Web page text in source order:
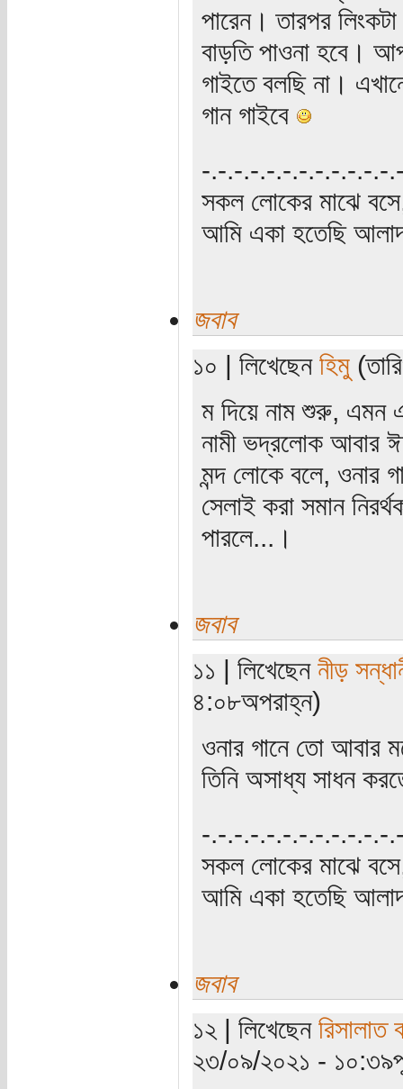
পারেন। তারপর
বাড়তি পাওনা হবে।
গাইতে বলছি না।
গান গাইবে
‍‌-.-.-.-.-.-.-.-.-.-.-.-
সকল লোকের মাঝে
আমি একা হতেছি
জবাব
১০ | লিখেছেন হিমু
ম দিয়ে নাম শুরু, এমন
নামী ভদ্রলোক আবার
মন্দ লোকে বলে, ওনার
সেলাই করা সমান
পারলে...।
জবাব
১১ | লিখেছেন নীড়
৪:০৮অপরাহ্ন)
ওনার গানে তো আবার
তিনি অসাধ্য সাধন
‍‌-.-.-.-.-.-.-.-.-.-.-.-
সকল লোকের মাঝে
আমি একা হতেছি
জবাব
১২ | লিখেছেন রিসালাত
২৩/০৯/২০২১ -